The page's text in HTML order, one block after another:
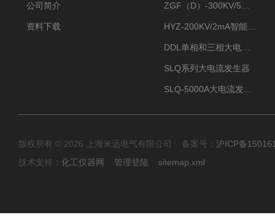
公司简介
资料下载
SLQ系列大电流发生器
版权所有 © 2026 上海米远电气有限公司 备案号： 沪ICP备
技术支持： 化工仪器网 管理登陆 sitemap.xml